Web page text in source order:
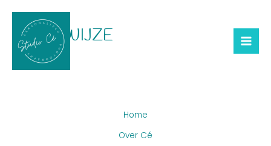
ContentWERKWIJZE
Home
Over Cé